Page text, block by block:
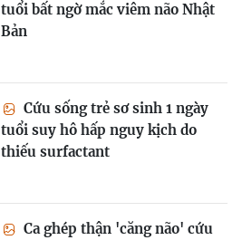
tuổi bất ngờ mắc viêm não Nhật
Bản
Cứu sống trẻ sơ sinh 1 ngày
tuổi suy hô hấp nguy kịch do
thiếu surfactant
Ca ghép thận 'căng não' cứu